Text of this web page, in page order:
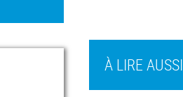
À LIRE AUSSI